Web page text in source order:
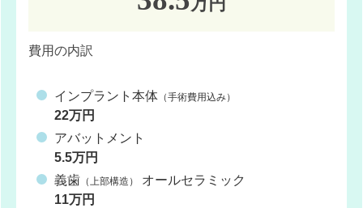
費用の内訳
インプラント本体 （手術費用込み）
22万円
アバットメント
5.5万円
義歯 （上部構造）
オールセラミック
11万円